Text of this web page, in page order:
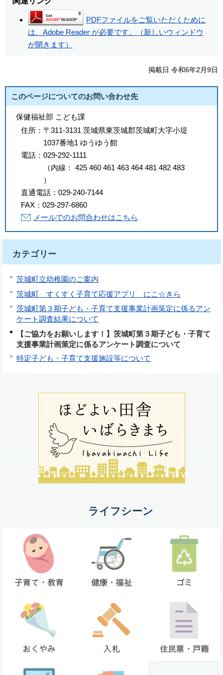
PDFファイルをご覧いただくために
は、Adobe Reader が必要です。（新しいウィンドウ
が開きます）
掲載日 令和6年2月9日
このページについてのお問い合わせ先
保健福祉部 こども課
住所： 〒311-3131 茨城県東茨城郡茨城町大字小堤
1037番地1 ゆうゆう館
電話： 029-292-1111
（内線 ： 425 460 461 463 464 481 482 483
）
直通電話： 029-240-7144
FAX： 029-297-6860
メールでのお問合わせはこちら
カテゴリー
茨城町立幼稚園のご案内
茨城町 すくすく子育て応援アプリ にこ☆きら
茨城町第３期子ども・子育て支援事業計画策定に係るアン
ケート調査結果について
【ご協力をお願いします！】茨城町第３期子ども・子育て
支援事業計画策定に係るアンケート調査について
特定子ども・子育て支援施設等について
ライフシーン